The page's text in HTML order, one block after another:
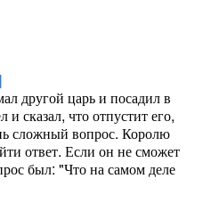
другой царь и посадил в
сказал, что отпустит его,
сложный вопрос. Королю
ответ. Если он не сможет
был: "Что на самом деле